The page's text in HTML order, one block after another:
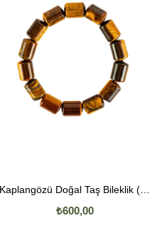
Kaplangözü Doğal Taş Bileklik (10mm Boru Kesim)
₺600,00